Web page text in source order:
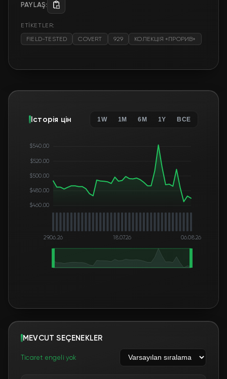
PAYLAŞ:
ETİKETLER:
FIELD-TESTED
COVERT 929 КОЛЕКЦІЯ «ПРОРИВ»
Історія цін 1W 1M 6M 1Y ВСЕ
$460.00
$480.00
$500.00
$520.00
$540.00
29.06.26 18.07.26 06.08.26
MEVCUT SEÇENEKLER
Ticaret engeli yok